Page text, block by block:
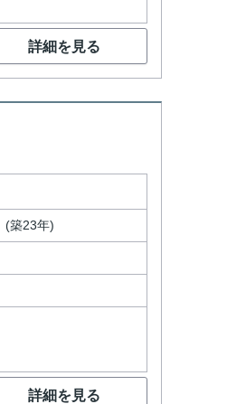
詳細を見る
(築23年)
詳細を見る